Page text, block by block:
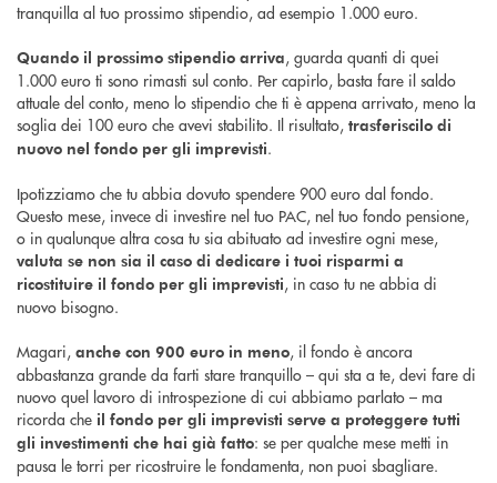
tranquilla al tuo prossimo stipendio, ad esempio 1.000 euro.
Quando il prossimo stipendio arriva, guarda quanti di quei
1.000 euro ti sono rimasti sul conto. Per capirlo, basta fare il saldo
attuale del conto, meno lo stipendio che ti è appena arrivato, meno la
soglia dei 100 euro che avevi stabilito. Il risultato, trasferiscilo di
nuovo nel fondo per gli imprevisti.
Ipotizziamo che tu abbia dovuto spendere 900 euro dal fondo.
Questo mese, invece di investire nel tuo PAC, nel tuo fondo pensione,
o in qualunque altra cosa tu sia abituato ad investire ogni mese,
valuta se non sia il caso di dedicare i tuoi risparmi a
ricostituire il fondo per gli imprevisti, in caso tu ne abbia di
nuovo bisogno.
Magari, anche con 900 euro in meno, il fondo è ancora
abbastanza grande da farti stare tranquillo – qui sta a te, devi fare di
nuovo quel lavoro di introspezione di cui abbiamo parlato – ma
ricorda che il fondo per gli imprevisti serve a proteggere tutti
gli investimenti che hai già fatto: se per qualche mese metti in
pausa le torri per ricostruire le fondamenta, non puoi sbagliare.